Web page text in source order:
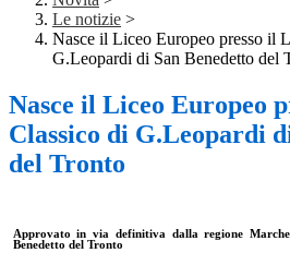
Le notizie >
Nasce il Liceo Europeo presso il
G.Leopardi di San Benedetto del
Nasce il Liceo Europeo
Classico di G.Leopardi
del Tronto
Approvato in via definitiva dalla regione
Benedetto del Tronto